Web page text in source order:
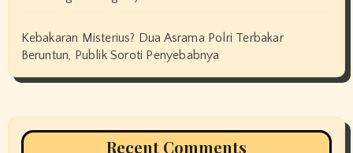
Kebakaran Misterius? Dua Asrama Polri Terbakar
Beruntun, Publik Soroti Penyebabnya
Recent Comments